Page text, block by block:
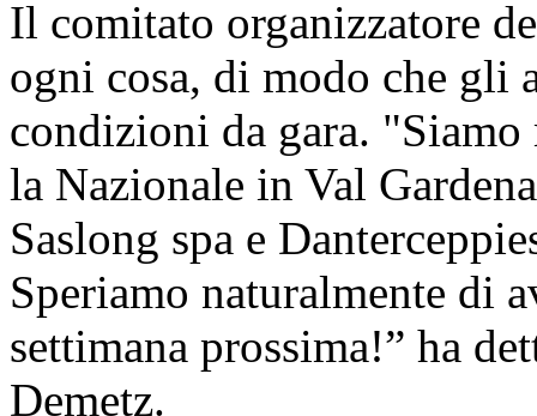
Il comitato organizzatore
ogni cosa, di modo che gli
condizioni da gara.
la Nazionale in Val
Saslong spa e
Speriamo naturalmente di
settimana prossima!” ha
Demetz.